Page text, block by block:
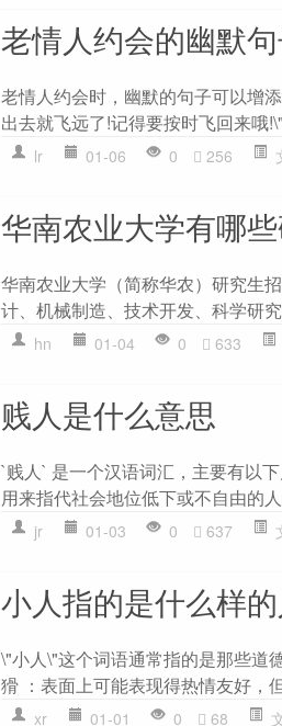
老情人约会的幽默
老情人约会时，幽默的句子可以增
出去就飞远了!记得要按时飞回来哦
lr 01-06 0 256
华南农业大学有哪
华南农业大学（简称华农）研究生
计、机械制造、技术开发、科学研
hn 01-04 0 633
贱人是什么意思
`贱人` 是一个汉语词汇，主要有以
用来指代社会地位低下或不自由的
jr 01-03 0 637
小人指的是什么样
\"小人\"这个词语通常指的是那些道
猾 ：表面上可能表现得热情友好，
xr 01-01 0 68